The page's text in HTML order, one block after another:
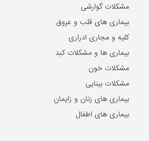
مشکلات گوارشی
بیماری های قلب و عروق
کلیه و مجاری ادراری
بیماری ها و مشکلات کبد
مشکلات خون
مشکلات بینایی
بیماری های زنان و زایمان
بیماری های اطفال